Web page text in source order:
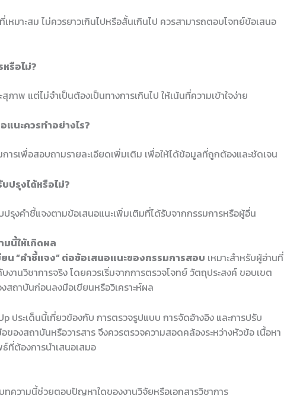
หมาะสม ไม่ควรยาวเกินไปหรือสั้นเกินไป ควรสามารถตอบโจทย์ข้อเสนอ
หรือไม่?
ภาพ แต่ไม่จำเป็นต้องเป็นทางการเกินไป ให้เน้นที่ความเข้าใจง่าย
แนะควรทำอย่างไร?
รเพื่อสอบถามรายละเอียดเพิ่มเติม เพื่อให้ได้ข้อมูลที่ถูกต้องและชัดเจน
ปรุงได้หรือไม่?
รุงคำชี้แจงตามข้อเสนอแนะเพิ่มเติมที่ได้รับจากกรรมการหรือผู้อื่น
มนี้ให้เกิดผล
ยน “คำชี้แจง” ต่อข้อเสนอแนะของกรรมการสอบ เหมาะสำหรับผู้อ่านที่
งานวิชาการจริง โดยควรเริ่มจากการตรวจโจทย์ วัตถุประสงค์ ขอบเขต
ถาบันก่อนลงมือเขียนหรือวิเคราะห์ผล
ประเด็นนี้เกี่ยวข้องกับ การตรวจรูปแบบ การจัดอ้างอิง และการปรับ
ของสถาบันหรือวารสาร จึงควรตรวจความสอดคล้องระหว่างหัวข้อ เนื้อหา
ที่ต้องการนำเสนอเสมอ
ทความนี้ช่วยตอบปัญหาใดของงานวิจัยหรือเอกสารวิชาการ